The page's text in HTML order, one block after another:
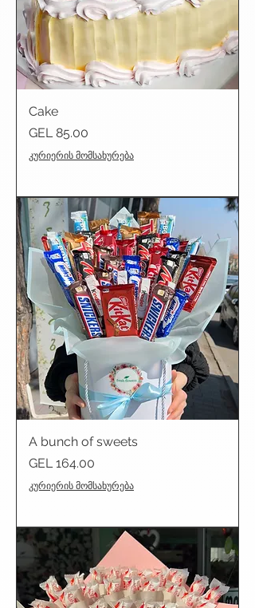
Cake
Price
GEL 85.00
კურიერის მომსახურება
A bunch of sweets
Price
GEL 164.00
კურიერის მომსახურება